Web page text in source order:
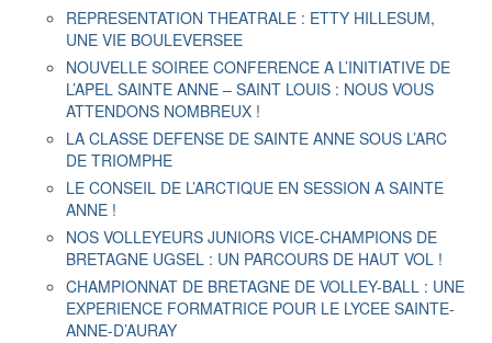
REPRESENTATION THEATRALE : ETTY HILLESUM,
UNE VIE BOULEVERSEE
NOUVELLE SOIREE CONFERENCE A L’INITIATIVE DE
L’APEL SAINTE ANNE – SAINT LOUIS : NOUS VOUS
ATTENDONS NOMBREUX !
LA CLASSE DEFENSE DE SAINTE ANNE SOUS L’ARC
DE TRIOMPHE
LE CONSEIL DE L’ARCTIQUE EN SESSION A SAINTE
ANNE !
NOS VOLLEYEURS JUNIORS VICE-CHAMPIONS DE
BRETAGNE UGSEL : UN PARCOURS DE HAUT VOL !
CHAMPIONNAT DE BRETAGNE DE VOLLEY-BALL : UNE
EXPERIENCE FORMATRICE POUR LE LYCEE SAINTE-
ANNE-D’AURAY